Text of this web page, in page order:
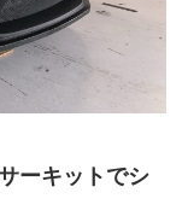
ーキットでシ